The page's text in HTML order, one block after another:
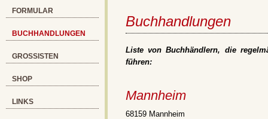
FORMULAR
BUCHHANDLUNGEN
GROSSISTEN
SHOP
LINKS
Buchhandlungen
Liste von Buchhändlern, die
führen:
Mannheim
68159 Mannheim